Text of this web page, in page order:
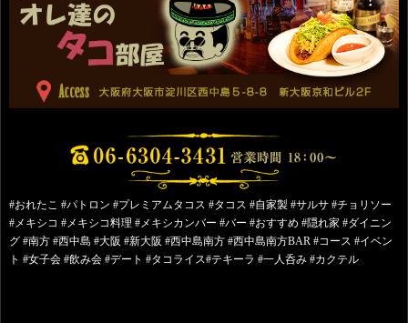
#おれたこ #パトロン #プレミアムタコス #タコス #自家製 #サルサ #チョリソー
#メキシコ #メキシコ料理 #メキシカンバー #バー #おすすめ #隠れ家 #ダイニン
グ #南方 #西中島 #大阪 #新大阪 #西中島南方 #西中島南方BAR #コース #イベン
ト #女子会 #飲み会 #デート #タコライス#テキーラ #一人呑み #カクテル